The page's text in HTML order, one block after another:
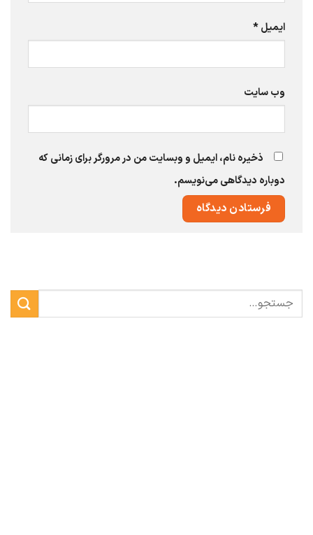
ایمیل*
وب‌ سایت
ذخیره نام، ایمیل و وبسایت من در مرورگر برای زمانی که
دوباره دیدگاهی می‌نویسم.